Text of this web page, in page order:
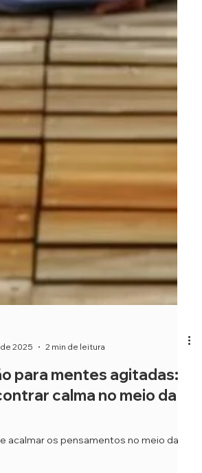
de 2025
2 min de leitura